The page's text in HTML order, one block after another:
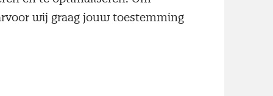
pacemakers)
(VBHC) uit.
wij graag jouw toestemming